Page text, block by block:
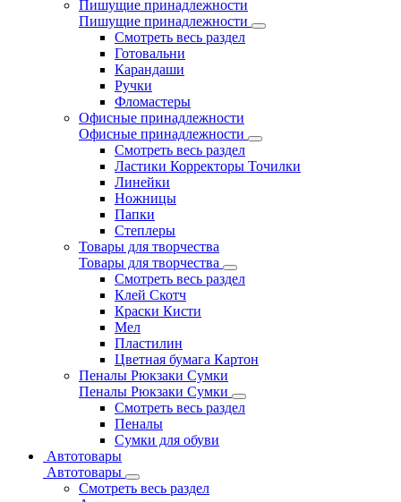
Пишущие принадлежности
Пишущие принадлежности
Смотреть весь раздел
Готовальни
Карандаши
Ручки
Фломастеры
Офисные принадлежности
Офисные принадлежности
Смотреть весь раздел
Ластики Корректоры Точилки
Линейки
Ножницы
Папки
Степлеры
Товары для творчества
Товары для творчества
Смотреть весь раздел
Клей Скотч
Краски Кисти
Мел
Пластилин
Цветная бумага Картон
Пеналы Рюкзаки Сумки
Пеналы Рюкзаки Сумки
Смотреть весь раздел
Пеналы
Сумки для обуви
Автотовары
Автотовары
Смотреть весь раздел